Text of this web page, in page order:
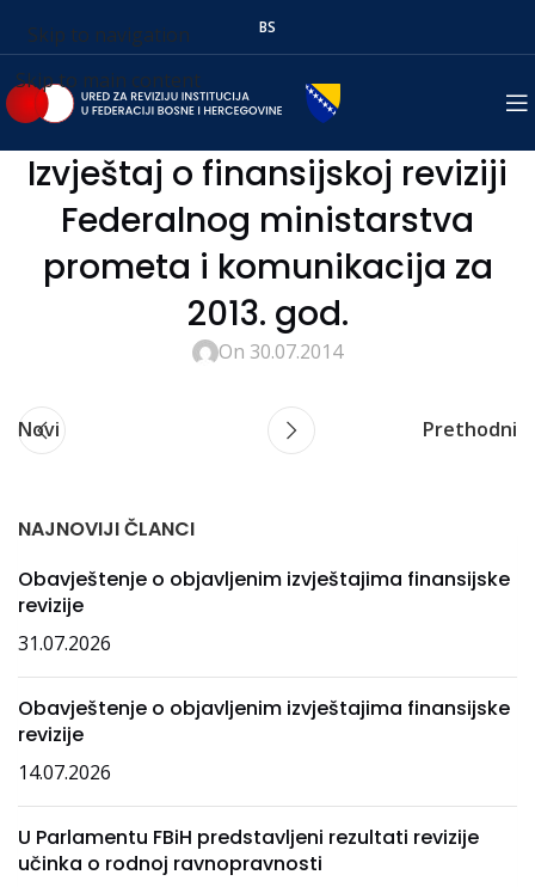
Skip to navigation
Skip to main content
BS
Izvještaj o finansijskoj reviziji
Federalnog ministarstva
prometa i komunikacija za
2013. god.
On 30.07.2014
Novi Prethodni
NAJNOVIJI ČLANCI
Obavještenje o objavljenim izvještajima finansijske
revizije
31.07.2026
Obavještenje o objavljenim izvještajima finansijske
revizije
14.07.2026
U Parlamentu FBiH predstavljeni rezultati revizije
učinka o rodnoj ravnopravnosti